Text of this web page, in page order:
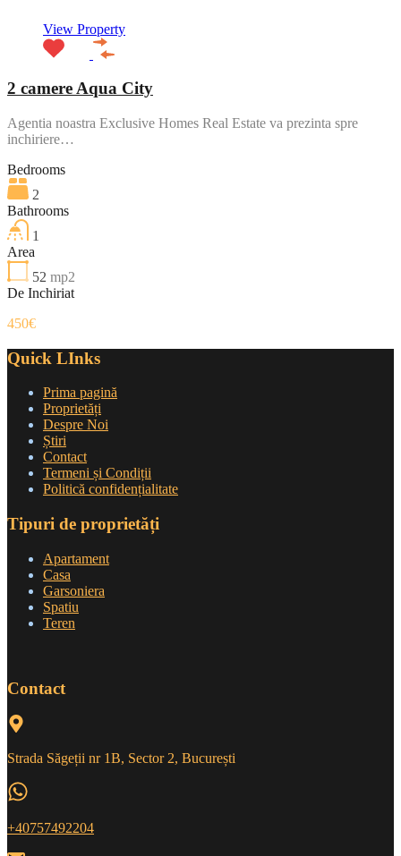
View Property
2 camere Aqua City
Agentia noastra Exclusive Homes Real Estate va prezinta spre
inchiriere…
Bedrooms
2
Bathrooms
1
Area
52 mp2
De Inchiriat
450€
Quick LInks
Prima pagină
Proprietăți
Despre Noi
Știri
Contact
Termeni și Condiții
Politică confidențialitate
Tipuri de proprietăți
Apartament
Casa
Garsoniera
Spatiu
Teren
Contact
Strada Săgeții nr 1B, Sector 2, București
+40757492204